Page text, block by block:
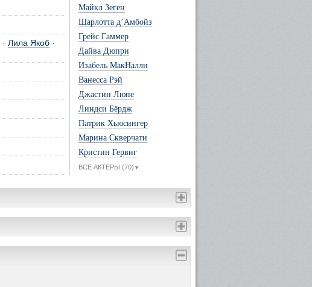
· Лила Якоб ·
Майкл Зеген
Шарлотта д’Амбойз
Грейс Гаммер
Дайва Дюпри
Изабель МакНалли
Ванесса Рэй
Джастин Люпе
Линдси Бёрдж
Патрик Хьюсингер
Марина Скверчати
Кристин Гервиг
ВСЕ АКТЕРЫ (70) ▼